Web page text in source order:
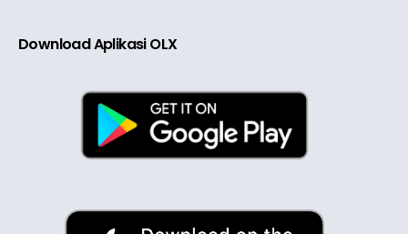
Download Aplikasi OLX